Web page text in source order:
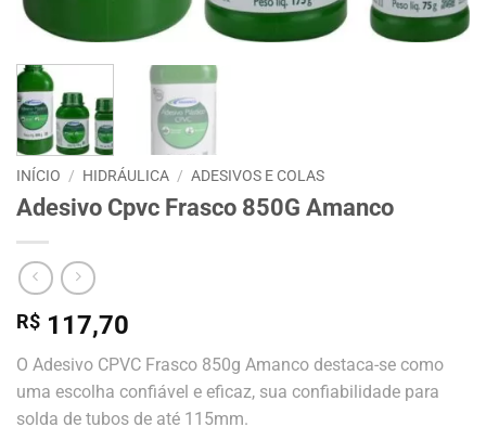
INÍCIO / HIDRÁULICA / ADESIVOS E COLAS
Adesivo Cpvc Frasco 850G Amanco
R$ 117,70
O Adesivo CPVC Frasco 850g Amanco destaca-se como
uma escolha confiável e eficaz, sua confiabilidade para
solda de tubos de até 115mm.